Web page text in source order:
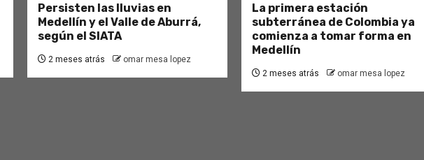
Persisten las lluvias en
Medellín y el Valle de Aburrá,
según el SIATA
2 meses atrás omar mesa lopez
La primera estación
subterránea de Colombia ya
comienza a tomar forma en
Medellín
2 meses atrás omar mesa lopez